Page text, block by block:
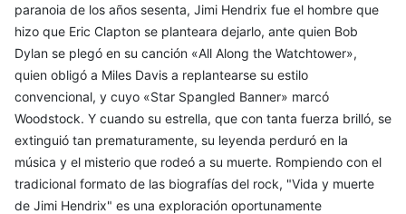
paranoia de los años sesenta, Jimi Hendrix fue el hombre que
hizo que Eric Clapton se planteara dejarlo, ante quien Bob
Dylan se plegó en su canción «All Along the Watchtower»,
quien obligó a Miles Davis a replantearse su estilo
convencional, y cuyo «Star Spangled Banner» marcó
Woodstock. Y cuando su estrella, que con tanta fuerza brilló, se
extinguió tan prematuramente, su leyenda perduró en la
música y el misterio que rodeó a su muerte. Rompiendo con el
tradicional formato de las biografías del rock, "Vida y muerte
de Jimi Hendrix" es una exploración oportunamente